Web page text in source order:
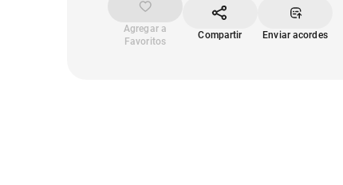
Agregar a
Favoritos
Compartir Enviar acordes